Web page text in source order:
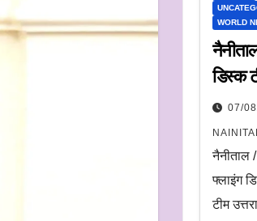
WORLD
डिस्क
ट्रॉफी
07/
नैनीताल
फ्लाइंग
टीम